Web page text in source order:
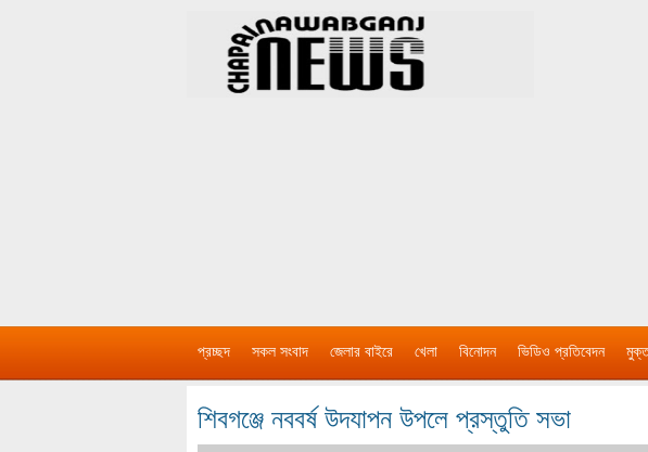
প্রচ্ছদ সকল সংবাদ জেলার বাইরে খেলা বিনোদন ভিডিও প্রতিবেদন
শিবগঞ্জে নববর্ষ উদযাপন উপলে প্রস্তুতি সভা